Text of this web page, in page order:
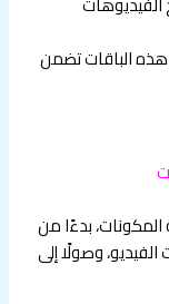
الباقات تضمن
بدءًا من
وصولًا إلى